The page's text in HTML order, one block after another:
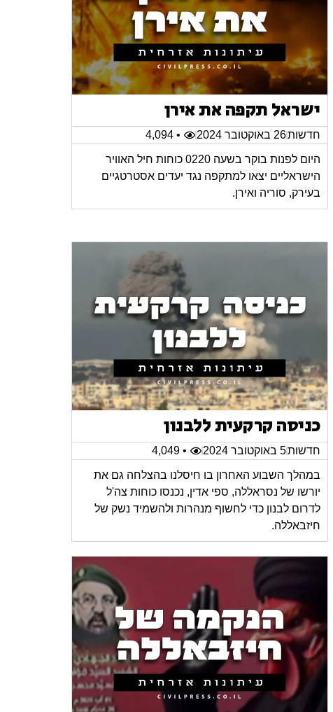
ישראל תקפה את אירן
חדשות26 באוקטובר 2024 • 4,094
היום לפנות בוקר בשעה 0220 כוחות חיל האוויר
הישראליים יצאו למתקפה נגד יעדים אסטרטגיים
בעירק, סוריה ואירן.
כניסה קרקעית ללבנון
חדשות5 באוקטובר 2024 • 4,049
במהלך השבוע האחרון בו חיסלנו בהצלחה גם את
יורשו של נסראללה, ספי אדין, נכנסו כוחות צה'ל
לדרום לבנון כדי לחשוף מנהרות ולהשמיד נשק של
חיזבאללה.